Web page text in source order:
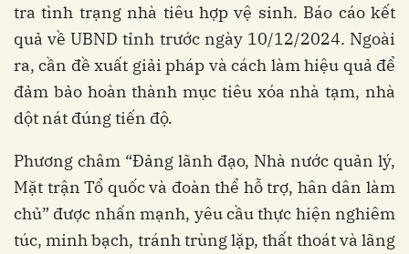
tra tình trạng nhà tiêu hợp vệ sinh. Báo cáo kết
quả về UBND tỉnh trước ngày 10/12/2024. Ngoài
ra, cần đề xuất giải pháp và cách làm hiệu quả để
đảm bảo hoàn thành mục tiêu xóa nhà tạm, nhà
dột nát đúng tiến độ.
Phương châm “Đảng lãnh đạo, Nhà nước quản lý,
Mặt trận Tổ quốc và đoàn thể hỗ trợ, hân dân làm
chủ” được nhấn mạnh, yêu cầu thực hiện nghiêm
túc, minh bạch, tránh trùng lặp, thất thoát và lãng